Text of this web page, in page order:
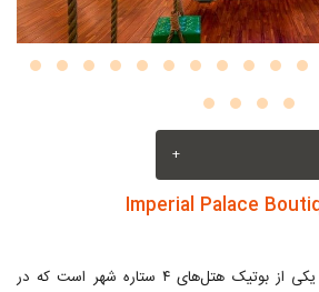
+
هتل ایمپریال پالاس سئول یکی از بوتیک هتل‌های ۴ ستاره شهر است که در